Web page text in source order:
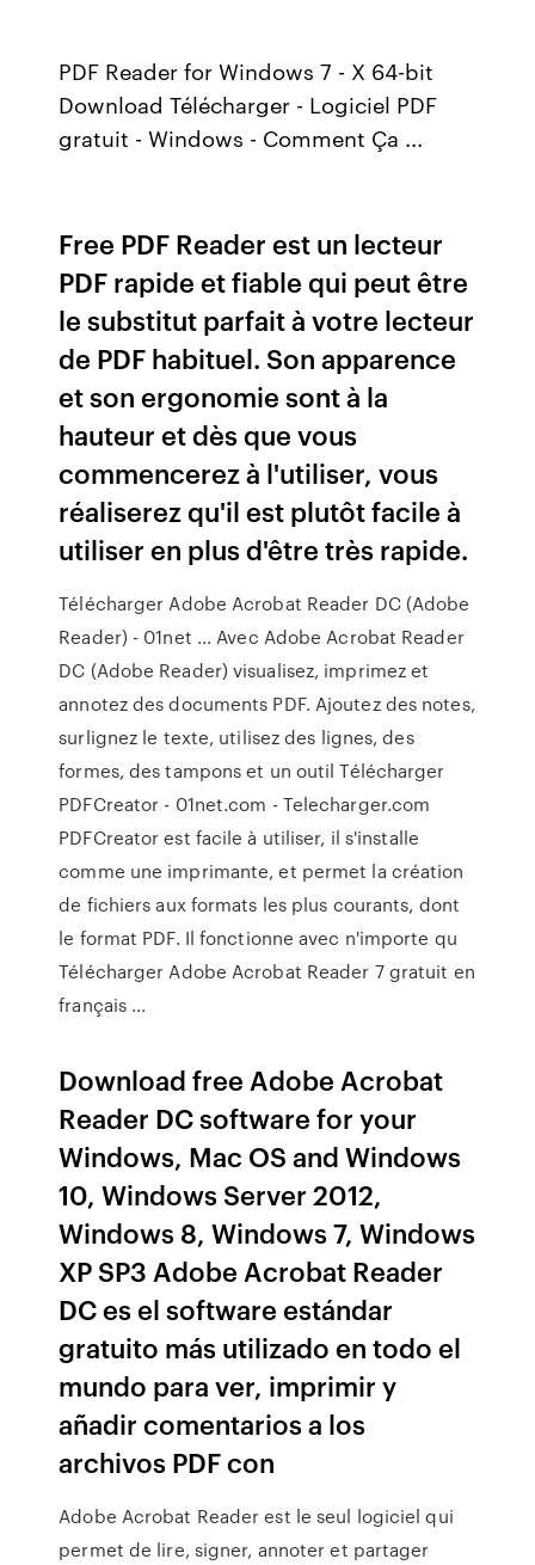
PDF Reader for Windows 7 - X 64-bit
Download Télécharger - Logiciel PDF
gratuit - Windows - Comment Ça ...
Free PDF Reader est un lecteur
PDF rapide et fiable qui peut être
le substitut parfait à votre lecteur
de PDF habituel. Son apparence
et son ergonomie sont à la
hauteur et dès que vous
commencerez à l'utiliser, vous
réaliserez qu'il est plutôt facile à
utiliser en plus d'être très rapide.
Télécharger Adobe Acrobat Reader DC (Adobe
Reader) - 01net ... Avec Adobe Acrobat Reader
DC (Adobe Reader) visualisez, imprimez et
annotez des documents PDF. Ajoutez des notes,
surlignez le texte, utilisez des lignes, des
formes, des tampons et un outil Télécharger
PDFCreator - 01net.com - Telecharger.com
PDFCreator est facile à utiliser, il s'installe
comme une imprimante, et permet la création
de fichiers aux formats les plus courants, dont
le format PDF. Il fonctionne avec n'importe qu
Télécharger Adobe Acrobat Reader 7 gratuit en
français ...
Download free Adobe Acrobat
Reader DC software for your
Windows, Mac OS and Windows
10, Windows Server 2012,
Windows 8, Windows 7, Windows
XP SP3 Adobe Acrobat Reader
DC es el software estándar
gratuito más utilizado en todo el
mundo para ver, imprimir y
añadir comentarios a los
archivos PDF con
Adobe Acrobat Reader est le seul logiciel qui
permet de lire, signer, annoter et partager